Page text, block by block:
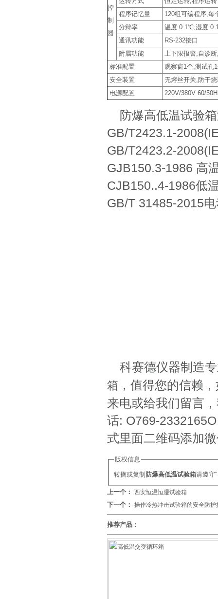
控
制
器
程序记忆量
120组可编程序,每
分辩率
温度:0.1℃;湿度
通讯功能
RS-232接口
附属功能
上下限报警,自诊
标准配置
观察窗1个,测试孔
安全装置
无熔丝开关,防干
电源配置
220V/380V 60/
防爆高低温试验
GB/T2423.1-
GB/T2423.2-
GJB150.3-1986 高
CJB150..4-1986低
GB/T 31485-2015
科赛德仪器制造
箱 ，值得您的信赖
来电或给我们留言
话: O769-
式里面二维码添加
版权信息
转摘或复制防爆高低温试验箱请遵守
上一个： 西安恒温恒湿试验箱
下一个： 操作冷热冲击试验箱的安全防护
推荐产品：